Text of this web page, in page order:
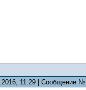
11:29 | Сообщение №